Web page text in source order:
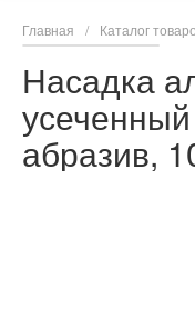
Главная / Каталог
Насадка
абразив,